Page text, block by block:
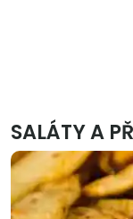
SALÁTY A